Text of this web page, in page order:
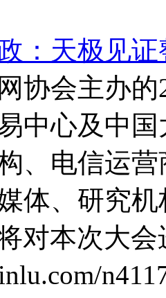
：天极见
协会主办
中心及中
、电信运
体、研究
对本次大